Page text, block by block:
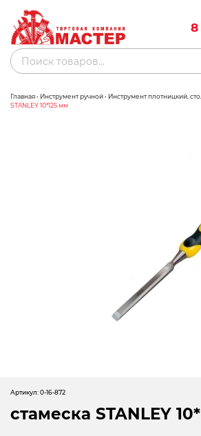
content
8
Акции
Компрессорное оборудование
Новогодние товары
Расходные материалы и оснастка
Поиск
товаров
Главная• Инструмент ручной• Инструмент плотницкий,
STANLEY 10*125 мм
Артикул:0-16-872
стамеска STANLEY